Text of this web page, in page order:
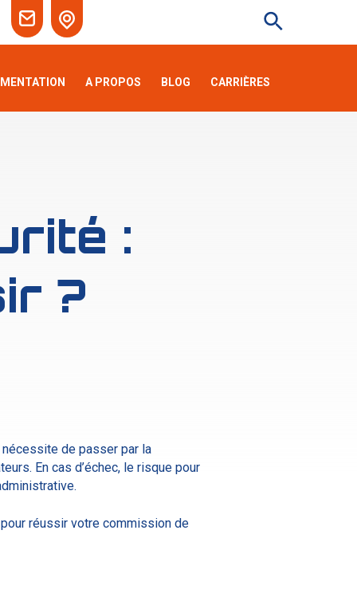
A PROPOS BLOG CARRIÈRES
:
?
nécessite de passer par la
En cas d’échec, le risque pour
réussir votre commission de